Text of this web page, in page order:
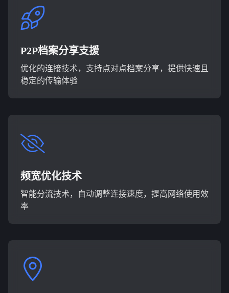
P2P档案分享支援
优化的连接技术，支持点对点档案分享，提供快速且
稳定的传输体验
频宽优化技术
智能分流技术，自动调整连接速度，提高网络使用效
率